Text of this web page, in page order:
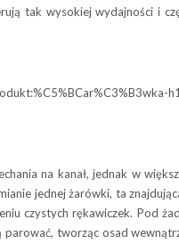
tak wysokiej wydajności i
na kanał, jednak w
jednej żarówki, ta
czystych rękawiczek. Pod
parować, tworząc osad